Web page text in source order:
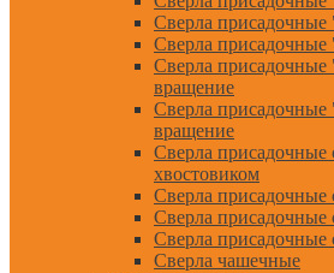
Сверла
Сверла
Сверла присадочные
вращение
Сверла присадочные
вращение
Сверла присадочные
хвостовиком
Сверла присадочные
Сверла
Сверла
Сверла чашечные